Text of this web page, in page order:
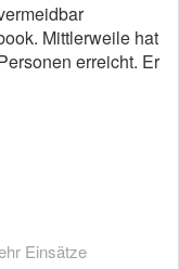
Mittlerweile hat
erreicht. Er
Einsätze